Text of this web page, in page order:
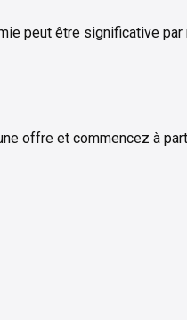
peut être significative
offre et commencez à